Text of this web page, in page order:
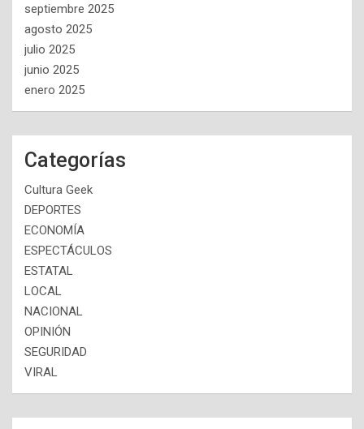
septiembre 2025
agosto 2025
julio 2025
junio 2025
enero 2025
Categorías
Cultura Geek
DEPORTES
ECONOMÍA
ESPECTÁCULOS
ESTATAL
LOCAL
NACIONAL
OPINIÓN
SEGURIDAD
VIRAL